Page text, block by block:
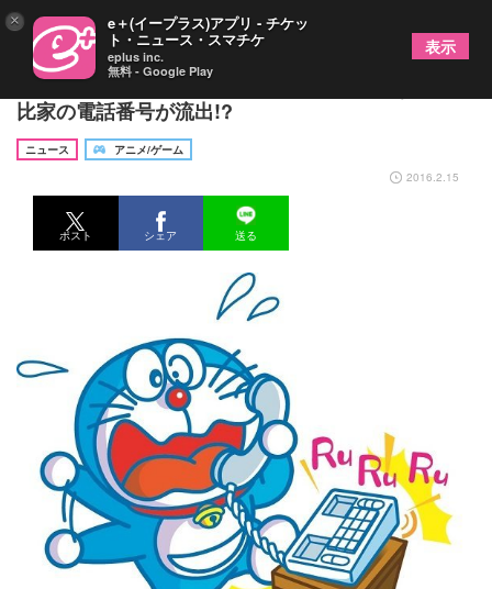
『ドラえもん』史上最大の珍事件発生……なんと野
比家の電話番号が流出!?
ニュース
アニメ/ゲーム
2016.2.15
ポスト シェア 送る
× e＋(イープラス)アプリ - チケッ
ト・ニュース・スマチケ
eplus inc.
無料 - Google Play
表示